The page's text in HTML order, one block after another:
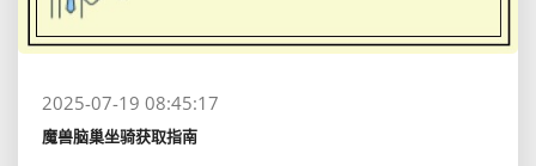
2025-07-19 08:45:17
魔兽脑巢坐骑获取指南